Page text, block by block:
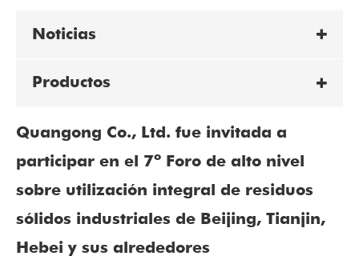
Noticias
Productos
Quangong Co., Ltd. fue invitada a
participar en el 7º Foro de alto nivel
sobre utilización integral de residuos
sólidos industriales de Beijing, Tianjin,
Hebei y sus alrededores